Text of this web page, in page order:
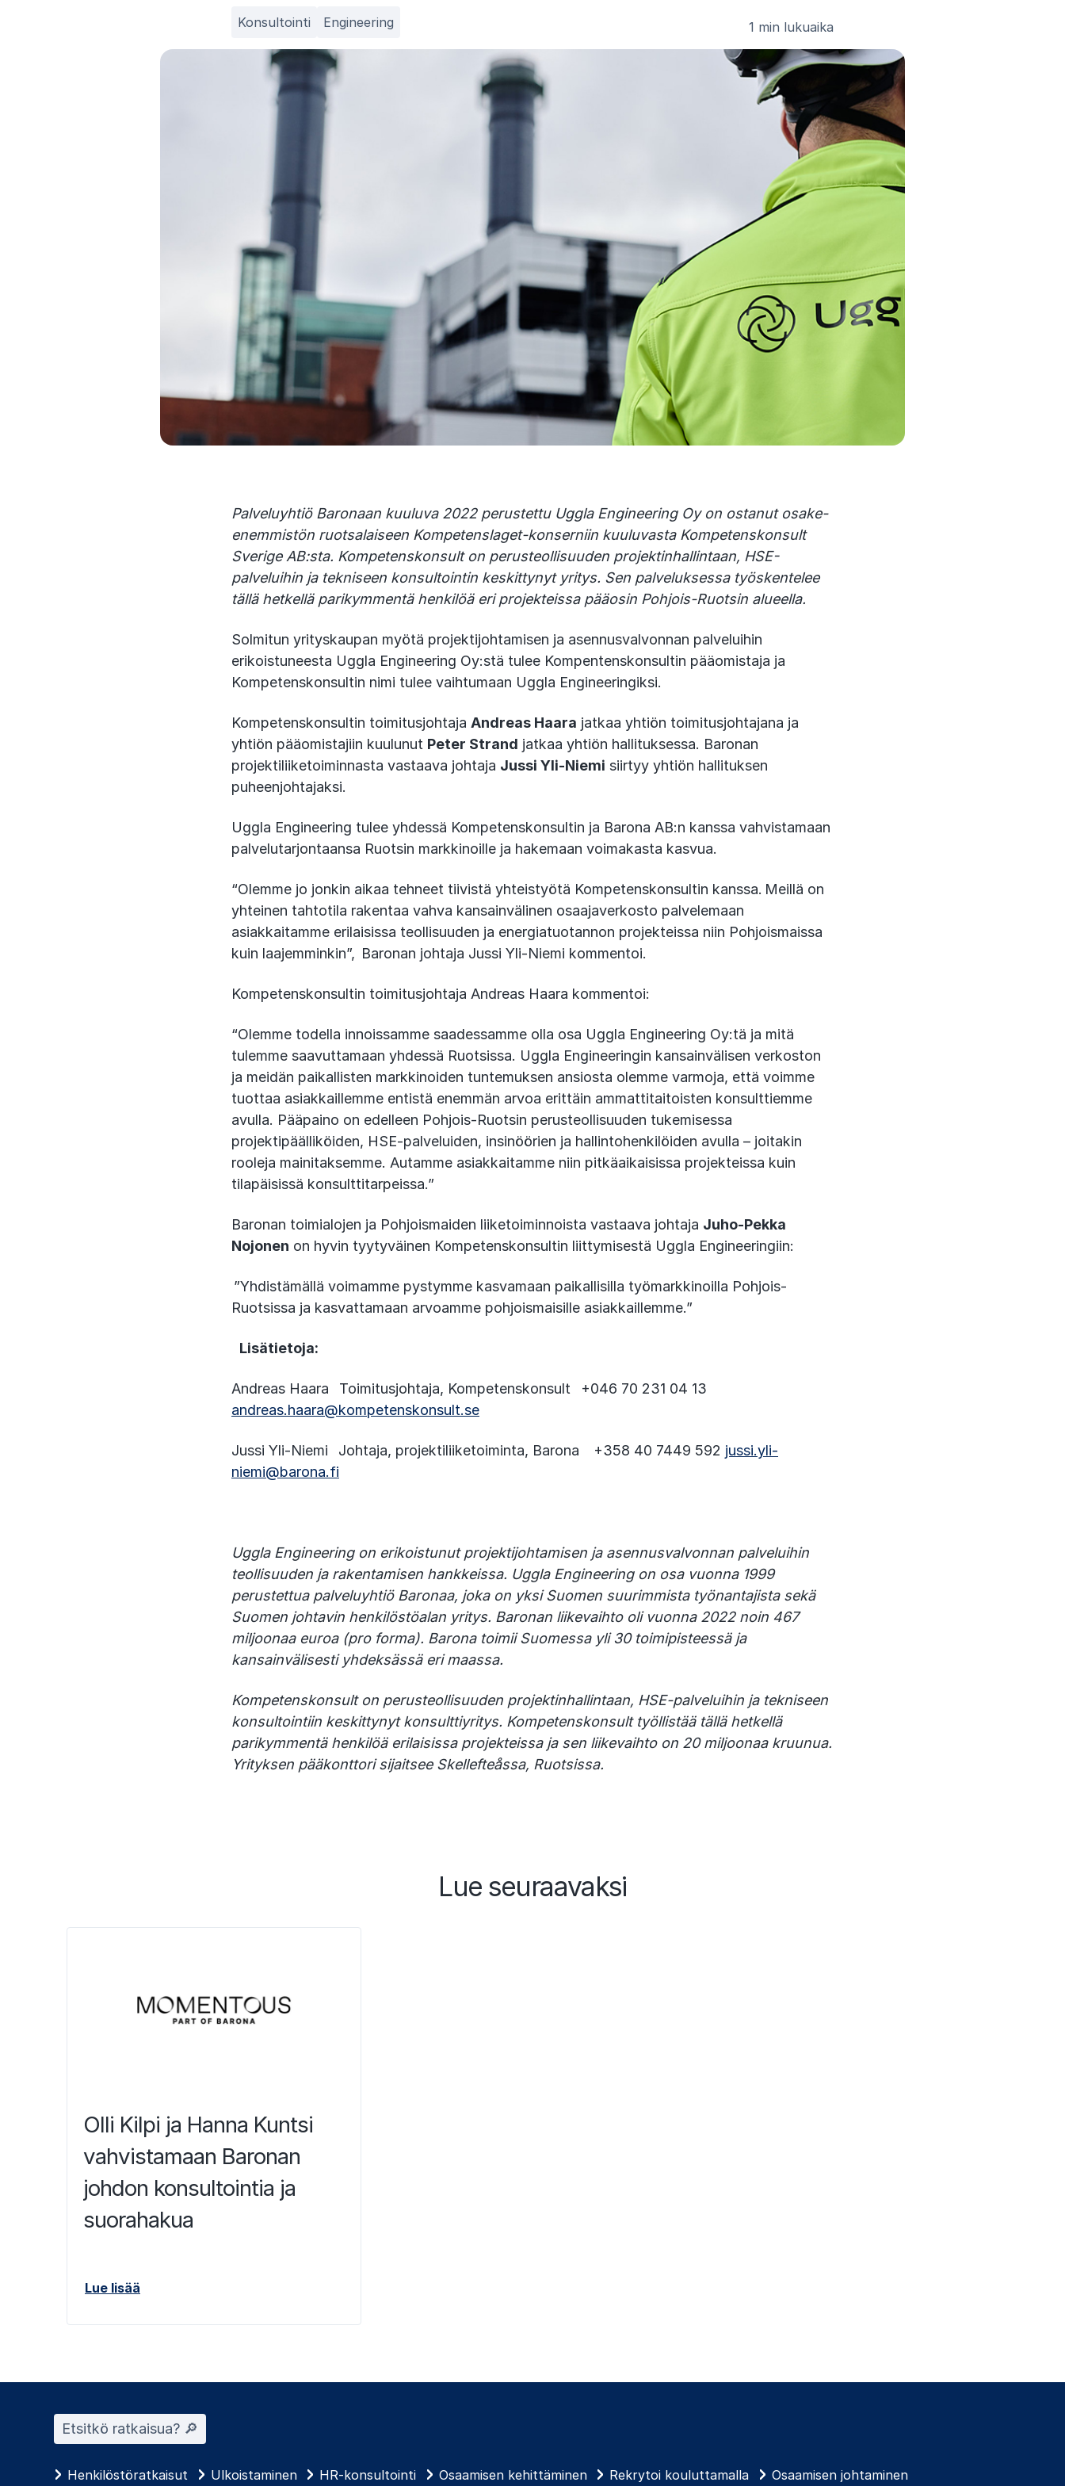
Konsultointi Engineering 1 min lukuaika
Palveluyhtiö Baronaan kuuluva 2022 perustettu Uggla Engineering Oy on ostanut osake-
enemmistön ruotsalaiseen Kompetenslaget-konserniin kuuluvasta Kompetenskonsult
Sverige AB:sta. Kompetenskonsult on perusteollisuuden projektinhallintaan, HSE-
palveluihin ja tekniseen konsultointin keskittynyt yritys. Sen palveluksessa työskentelee
tällä hetkellä parikymmentä henkilöä eri projekteissa pääosin Pohjois-Ruotsin alueella.
Solmitun yrityskaupan myötä projektijohtamisen ja asennusvalvonnan palveluihin
erikoistuneesta Uggla Engineering Oy:stä tulee Kompentenskonsultin pääomistaja ja
Kompetenskonsultin nimi tulee vaihtumaan Uggla Engineeringiksi.
Kompetenskonsultin toimitusjohtaja Andreas Haara jatkaa yhtiön toimitusjohtajana ja
yhtiön pääomistajiin kuulunut Peter Strand jatkaa yhtiön hallituksessa. Baronan
projektiliiketoiminnasta vastaava johtaja Jussi Yli-Niemi siirtyy yhtiön hallituksen
puheenjohtajaksi.
Uggla Engineering tulee yhdessä Kompetenskonsultin ja Barona AB:n kanssa vahvistamaan
palvelutarjontaansa Ruotsin markkinoille ja hakemaan voimakasta kasvua.
“Olemme jo jonkin aikaa tehneet tiivistä yhteistyötä Kompetenskonsultin kanssa. Meillä on
yhteinen tahtotila rakentaa vahva kansainvälinen osaajaverkosto palvelemaan
asiakkaitamme erilaisissa teollisuuden ja energiatuotannon projekteissa niin Pohjoismaissa
kuin laajemminkin”, Baronan johtaja Jussi Yli-Niemi kommentoi.
Kompetenskonsultin toimitusjohtaja Andreas Haara kommentoi:
“Olemme todella innoissamme saadessamme olla osa Uggla Engineering Oy:tä ja mitä
tulemme saavuttamaan yhdessä Ruotsissa. Uggla Engineeringin kansainvälisen verkoston
ja meidän paikallisten markkinoiden tuntemuksen ansiosta olemme varmoja, että voimme
tuottaa asiakkaillemme entistä enemmän arvoa erittäin ammattitaitoisten konsulttiemme
avulla. Pääpaino on edelleen Pohjois-Ruotsin perusteollisuuden tukemisessa
projektipäälliköiden, HSE-palveluiden, insinöörien ja hallintohenkilöiden avulla – joitakin
rooleja mainitaksemme. Autamme asiakkaitamme niin pitkäaikaisissa projekteissa kuin
tilapäisissä konsulttitarpeissa.”
Baronan toimialojen ja Pohjoismaiden liiketoiminnoista vastaava johtaja Juho-Pekka
Nojonen on hyvin tyytyväinen Kompetenskonsultin liittymisestä Uggla Engineeringiin:
”Yhdistämällä voimamme pystymme kasvamaan paikallisilla työmarkkinoilla Pohjois-
Ruotsissa ja kasvattamaan arvoamme pohjoismaisille asiakkaillemme.”
Lisätietoja:
Andreas Haara Toimitusjohtaja, Kompetenskonsult +046 70 231 04 13
andreas.haara@kompetenskonsult.se
Jussi Yli-Niemi Johtaja, projektiliiketoiminta, Barona +358 40 7449 592 jussi.yli-
niemi@barona.fi
Uggla Engineering on erikoistunut projektijohtamisen ja asennusvalvonnan palveluihin
teollisuuden ja rakentamisen hankkeissa. Uggla Engineering on osa vuonna 1999
perustettua palveluyhtiö Baronaa, joka on yksi Suomen suurimmista työnantajista sekä
Suomen johtavin henkilöstöalan yritys. Baronan liikevaihto oli vuonna 2022 noin 467
miljoonaa euroa (pro forma). Barona toimii Suomessa yli 30 toimipisteessä ja
kansainvälisesti yhdeksässä eri maassa.
Kompetenskonsult on perusteollisuuden projektinhallintaan, HSE-palveluihin ja tekniseen
konsultointiin keskittynyt konsulttiyritys. Kompetenskonsult työllistää tällä hetkellä
parikymmentä henkilöä erilaisissa projekteissa ja sen liikevaihto on 20 miljoonaa kruunua.
Yrityksen pääkonttori sijaitsee Skellefteåssa, Ruotsissa.
Lue seuraavaksi
Olli Kilpi ja Hanna Kuntsi
vahvistamaan Baronan
johdon konsultointia ja
suorahakua
Lue lisää
Etsitkö ratkaisua? 🔎︎
Henkilöstöratkaisut Ulkoistaminen HR-konsultointi Osaamisen kehittäminen Rekrytoi kouluttamalla Osaamisen johtaminen